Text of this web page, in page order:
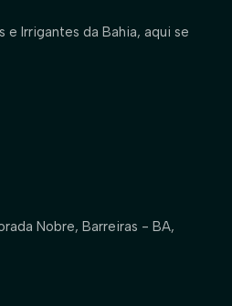
Irrigantes da Bahia, aqui se
Nobre, Barreiras - BA,